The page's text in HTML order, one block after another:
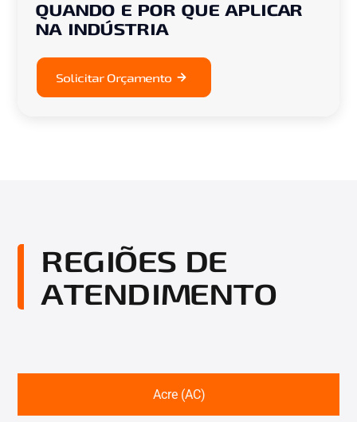
QUANDO E POR QUE APLICAR
NA INDÚSTRIA
Solicitar Orçamento
REGIÕES DE
ATENDIMENTO
Acre (AC)